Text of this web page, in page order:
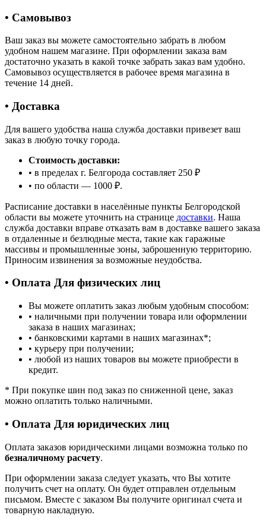
• Самовывоз
Ваш заказ вы можете самостоятельно забрать в любом
удобном нашем магазине. При оформлении заказа вам
достаточно указать в какой точке забрать заказ вам удобно.
Самовывоз осуществляется в рабочее время магазина в
течение 14 дней.
• Доставка
Для вашего удобства наша служба доставки привезет ваш
заказ в любую точку города.
Стоимость доставки:
• в пределах г. Белгорода составляет 250 ₽
• по области — 1000 ₽.
Расписание доставки в населённые пункты Белгородской
области вы можете уточнить на странице доставки. Наша
служба доставки вправе отказать вам в доставке вашего заказа
в отдаленные и безлюдные места, такие как гаражные
массивы и промышленные зоны, заброшенную территорию.
Приносим извинения за возможные неудобства.
• Оплата Для физических лиц
Вы можете оплатить заказ любым удобным способом:
• наличными при получении товара или оформлении
заказа в наших магазинах;
• банковскими картами в наших магазинах*;
• курьеру при получении;
• любой из наших товаров вы можете приобрести в
кредит.
* При покупке шин под заказ по сниженной цене, заказ
можно оплатить только наличными.
• Оплата Для юридических лиц
Оплата заказов юридическими лицами возможна только по
безналичному расчету.
При оформлении заказа следует указать, что Вы хотите
получить счет на оплату. Он будет отправлен отдельным
письмом. Вместе с заказом Вы получите оригинал счета и
товарную накладную.